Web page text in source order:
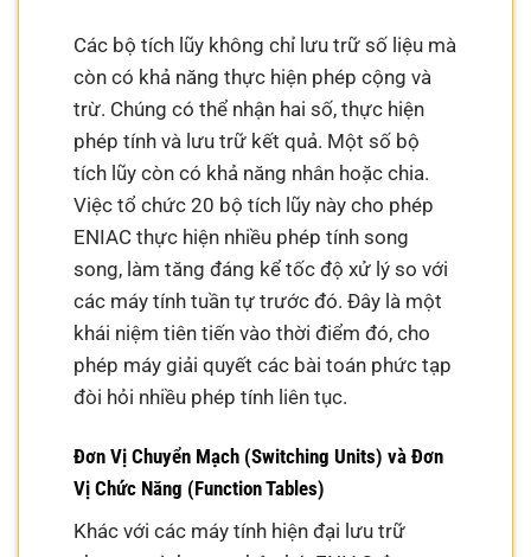
Các bộ tích lũy không chỉ lưu trữ số liệu mà
còn có khả năng thực hiện phép cộng và
trừ. Chúng có thể nhận hai số, thực hiện
phép tính và lưu trữ kết quả. Một số bộ
tích lũy còn có khả năng nhân hoặc chia.
Việc tổ chức 20 bộ tích lũy này cho phép
ENIAC thực hiện nhiều phép tính song
song, làm tăng đáng kể tốc độ xử lý so với
các máy tính tuần tự trước đó. Đây là một
khái niệm tiên tiến vào thời điểm đó, cho
phép máy giải quyết các bài toán phức tạp
đòi hỏi nhiều phép tính liên tục.
Đơn Vị Chuyển Mạch (Switching Units) và Đơn
Vị Chức Năng (Function Tables)
Khác với các máy tính hiện đại lưu trữ